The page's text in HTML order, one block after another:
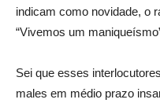
indicam como novidade, o
“Vivemos um
Sei que esses
males em médio prazo